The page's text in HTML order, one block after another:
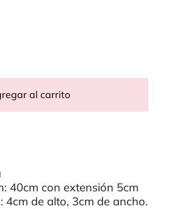
al carrito
40cm con extensión 5cm
4cm de alto, 3cm de ancho.